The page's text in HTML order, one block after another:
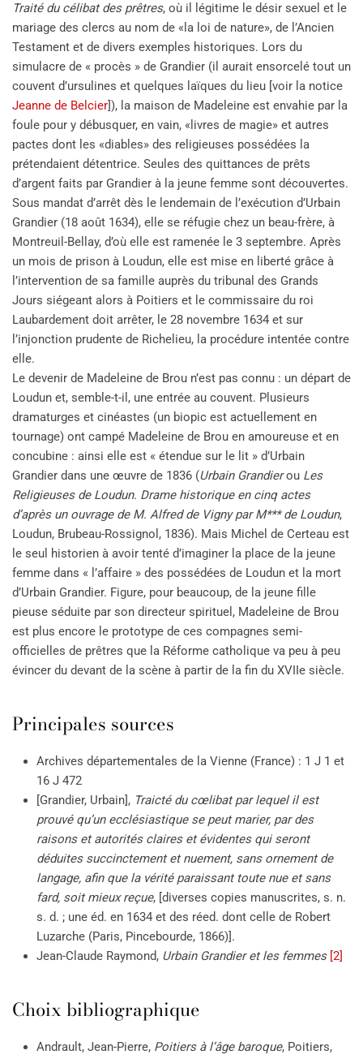
Traité du célibat des prêtres, où il légitime le désir sexuel et le
mariage des clercs au nom de «la loi de nature», de l’Ancien
Testament et de divers exemples historiques. Lors du
simulacre de « procès » de Grandier (il aurait ensorcelé tout un
couvent d’ursulines et quelques laïques du lieu [voir la notice
Jeanne de Belcier]), la maison de Madeleine est envahie par la
foule pour y débusquer, en vain, «livres de magie» et autres
pactes dont les «diables» des religieuses possédées la
prétendaient détentrice. Seules des quittances de prêts
d’argent faits par Grandier à la jeune femme sont découvertes.
Sous mandat d’arrêt dès le lendemain de l’exécution d’Urbain
Grandier (18 août 1634), elle se réfugie chez un beau-frère, à
Montreuil-Bellay, d’où elle est ramenée le 3 septembre. Après
un mois de prison à Loudun, elle est mise en liberté grâce à
l’intervention de sa famille auprès du tribunal des Grands
Jours siégeant alors à Poitiers et le commissaire du roi
Laubardement doit arrêter, le 28 novembre 1634 et sur
l’injonction prudente de Richelieu, la procédure intentée contre
elle.
Le devenir de Madeleine de Brou n’est pas connu : un départ de
Loudun et, semble-t-il, une entrée au couvent. Plusieurs
dramaturges et cinéastes (un biopic est actuellement en
tournage) ont campé Madeleine de Brou en amoureuse et en
concubine : ainsi elle est « étendue sur le lit » d’Urbain
Grandier dans une œuvre de 1836 (Urbain Grandierou Les
Religieuses de Loudun. Drame historique en cinq actes
d’après un ouvrage de M. Alfred de Vigny par M*** de Loudun,
Loudun, Brubeau-Rossignol, 1836). Mais Michel de Certeau est
le seul historien à avoir tenté d’imaginer la place de la jeune
femme dans « l’affaire » des possédées de Loudun et la mort
d’Urbain Grandier. Figure, pour beaucoup, de la jeune fille
pieuse séduite par son directeur spirituel, Madeleine de Brou
est plus encore le prototype de ces compagnes semi-
officielles de prêtres que la Réforme catholique va peu à peu
évincer du devant de la scène à partir de la fin du XVIIe siècle.
Principales sources
Archives départementales de la Vienne (France) : 1 J 1 et
16 J 472
[Grandier, Urbain], Traicté du cœlibat par lequel il est
prouvé qu’un ecclésiastique se peut marier, par des
raisons et autorités claires et évidentes qui seront
déduites succinctement et nuement, sans ornement de
langage, afin que la vérité paraissant toute nue et sans
fard, soit mieux reçue, [diverses copies manuscrites, s. n.
s. d. ; une éd. en 1634 et des réed. dont celle de Robert
Luzarche (Paris, Pincebourde, 1866)].
Jean-Claude Raymond, Urbain Grandier et les femmes [2]
Choix bibliographique
Andrault, Jean-Pierre, Poitiers à l’âge baroque, Poitiers,